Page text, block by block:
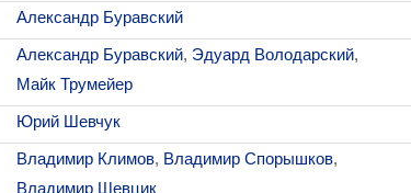
Александр Буравский
Александр Буравский, Эдуард Володарский,
Майк Трумейер
Юрий Шевчук
Владимир Климов, Владимир Спорышков,
Владимир Шевцик